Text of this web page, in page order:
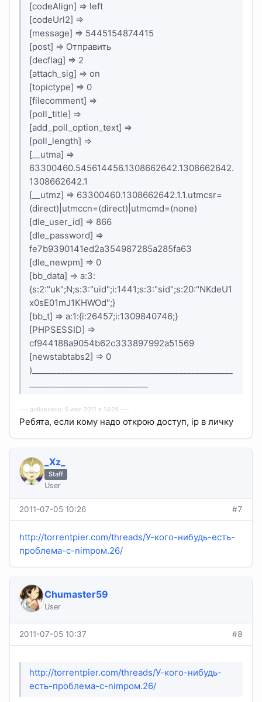
[codeAlign] => left
[codeUrl2] =>
[message] => 5445154874415
[post] => Отправить
[decflag] => 2
[attach_sig] => on
[topictype] => 0
[filecomment] =>
[poll_title] =>
[add_poll_option_text] =>
[poll_length] =>
[__utma] =>
63300460.545614456.1308662642.1308662642.
1308662642.1
[__utmz] => 63300460.1308662642.1.1.utmcsr=
(direct)|utmccn=(direct)|utmcmd=(none)
[dle_user_id] => 866
[dle_password] =>
fe7b9390141ed2a354987285a285fa63
[dle_newpm] => 0
[bb_data] => a:3:
{s:2:"uk";N;s:3:"uid";i:1441;s:3:"sid";s:20:"NKdeU1
x0sE01mJ1KHWOd";}
[bb_t] => a:1:{i:26457;i:1309840746;}
[PHPSESSID] =>
cf944188a9054b62c333897992a51569
[newstabtabs2] => 0
)_________________________________________________
--- добавлено: 5 июл 2011 в 14:26 ---
Ребята, если кому надо открою доступ, ip в личку
_Xz_
Staff
User
2011-07-05 10:26 #7
http://torrentpier.com/threads/У-кого-нибудь-есть-
проблема-с-nimpом.26/
Chumaster59
User
2011-07-05 10:37 #8
http://torrentpier.com/threads/У-кого-нибудь-
есть-проблема-с-nimpом.26/